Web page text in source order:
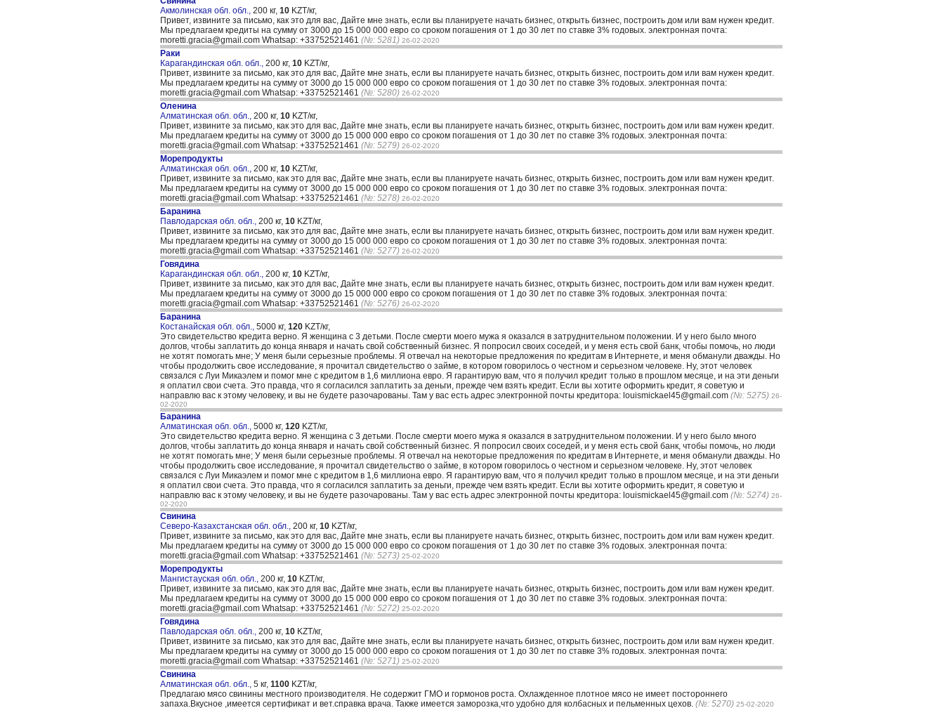
Акмолинская обл. обл., 200 кг, 10 KZT/кг,
Привет, извините за письмо, как это для вас, Дайте мне знать, если вы планируете начать бизнес, открыть бизнес, построить дом или вам нужен кредит.
Мы предлагаем кредиты на сумму от 3000 до 15 000 000 евро со сроком погашения от 1 до 30 лет по ставке 3% годовых. электронная почта:
moretti.gracia@gmail.com Whatsap: +33752521461 (№: 5281) 26-02-2020
Раки
Карагандинская обл. обл., 200 кг, 10 KZT/кг,
Привет, извините за письмо, как это для вас, Дайте мне знать, если вы планируете начать бизнес, открыть бизнес, построить дом или вам нужен кредит.
Мы предлагаем кредиты на сумму от 3000 до 15 000 000 евро со сроком погашения от 1 до 30 лет по ставке 3% годовых. электронная почта:
moretti.gracia@gmail.com Whatsap: +33752521461 (№: 5280) 26-02-2020
Оленина
Алматинская обл. обл., 200 кг, 10 KZT/кг,
Привет, извините за письмо, как это для вас, Дайте мне знать, если вы планируете начать бизнес, открыть бизнес, построить дом или вам нужен кредит.
Мы предлагаем кредиты на сумму от 3000 до 15 000 000 евро со сроком погашения от 1 до 30 лет по ставке 3% годовых. электронная почта:
moretti.gracia@gmail.com Whatsap: +33752521461 (№: 5279) 26-02-2020
Морепродукты
Алматинская обл. обл., 200 кг, 10 KZT/кг,
Привет, извините за письмо, как это для вас, Дайте мне знать, если вы планируете начать бизнес, открыть бизнес, построить дом или вам нужен кредит.
Мы предлагаем кредиты на сумму от 3000 до 15 000 000 евро со сроком погашения от 1 до 30 лет по ставке 3% годовых. электронная почта:
moretti.gracia@gmail.com Whatsap: +33752521461 (№: 5278) 26-02-2020
Баранина
Павлодарская обл. обл., 200 кг, 10 KZT/кг,
Привет, извините за письмо, как это для вас, Дайте мне знать, если вы планируете начать бизнес, открыть бизнес, построить дом или вам нужен кредит.
Мы предлагаем кредиты на сумму от 3000 до 15 000 000 евро со сроком погашения от 1 до 30 лет по ставке 3% годовых. электронная почта:
moretti.gracia@gmail.com Whatsap: +33752521461 (№: 5277) 26-02-2020
Говядина
Карагандинская обл. обл., 200 кг, 10 KZT/кг,
Привет, извините за письмо, как это для вас, Дайте мне знать, если вы планируете начать бизнес, открыть бизнес, построить дом или вам нужен кредит.
Мы предлагаем кредиты на сумму от 3000 до 15 000 000 евро со сроком погашения от 1 до 30 лет по ставке 3% годовых. электронная почта:
moretti.gracia@gmail.com Whatsap: +33752521461 (№: 5276) 26-02-2020
Баранина
Костанайская обл. обл., 5000 кг, 120 KZT/кг,
Это свидетельство кредита верно. Я женщина с 3 детьми. После смерти моего мужа я оказался в затруднительном положении. И у него было много
долгов, чтобы заплатить до конца января и начать свой собственный бизнес. Я попросил своих соседей, и у меня есть свой банк, чтобы помочь, но люди
не хотят помогать мне; У меня были серьезные проблемы. Я отвечал на некоторые предложения по кредитам в Интернете, и меня обманули дважды. Но
чтобы продолжить свое исследование, я прочитал свидетельство о займе, в котором говорилось о честном и серьезном человеке. Ну, этот человек
связался с Луи Микаэлем и помог мне с кредитом в 1,6 миллиона евро. Я гарантирую вам, что я получил кредит только в прошлом месяце, и на эти деньги
я оплатил свои счета. Это правда, что я согласился заплатить за деньги, прежде чем взять кредит. Если вы хотите оформить кредит, я советую и
направлю вас к этому человеку, и вы не будете разочарованы. Там у вас есть адрес электронной почты кредитора: louismickael45@gmail.com (№: 5275) 26-
02-2020
Баранина
Алматинская обл. обл., 5000 кг, 120 KZT/кг,
Это свидетельство кредита верно. Я женщина с 3 детьми. После смерти моего мужа я оказался в затруднительном положении. И у него было много
долгов, чтобы заплатить до конца января и начать свой собственный бизнес. Я попросил своих соседей, и у меня есть свой банк, чтобы помочь, но люди
не хотят помогать мне; У меня были серьезные проблемы. Я отвечал на некоторые предложения по кредитам в Интернете, и меня обманули дважды. Но
чтобы продолжить свое исследование, я прочитал свидетельство о займе, в котором говорилось о честном и серьезном человеке. Ну, этот человек
связался с Луи Микаэлем и помог мне с кредитом в 1,6 миллиона евро. Я гарантирую вам, что я получил кредит только в прошлом месяце, и на эти деньги
я оплатил свои счета. Это правда, что я согласился заплатить за деньги, прежде чем взять кредит. Если вы хотите оформить кредит, я советую и
направлю вас к этому человеку, и вы не будете разочарованы. Там у вас есть адрес электронной почты кредитора: louismickael45@gmail.com (№: 5274) 26-
02-2020
Свинина
Северо-Казахстанская обл. обл., 200 кг, 10 KZT/кг,
Привет, извините за письмо, как это для вас, Дайте мне знать, если вы планируете начать бизнес, открыть бизнес, построить дом или вам нужен кредит.
Мы предлагаем кредиты на сумму от 3000 до 15 000 000 евро со сроком погашения от 1 до 30 лет по ставке 3% годовых. электронная почта:
moretti.gracia@gmail.com Whatsap: +33752521461 (№: 5273) 25-02-2020
Морепродукты
Мангистауская обл. обл., 200 кг, 10 KZT/кг,
Привет, извините за письмо, как это для вас, Дайте мне знать, если вы планируете начать бизнес, открыть бизнес, построить дом или вам нужен кредит.
Мы предлагаем кредиты на сумму от 3000 до 15 000 000 евро со сроком погашения от 1 до 30 лет по ставке 3% годовых. электронная почта:
moretti.gracia@gmail.com Whatsap: +33752521461 (№: 5272) 25-02-2020
Говядина
Павлодарская обл. обл., 200 кг, 10 KZT/кг,
Привет, извините за письмо, как это для вас, Дайте мне знать, если вы планируете начать бизнес, открыть бизнес, построить дом или вам нужен кредит.
Мы предлагаем кредиты на сумму от 3000 до 15 000 000 евро со сроком погашения от 1 до 30 лет по ставке 3% годовых. электронная почта:
moretti.gracia@gmail.com Whatsap: +33752521461 (№: 5271) 25-02-2020
Свинина
Алматинская обл. обл., 5 кг, 1100 KZT/кг,
Предлагаю мясо свинины местного производителя. Не содержит ГМО и гормонов роста. Охлажденное плотное мясо не имеет постороннего
запаха.Вкусное ,имеется сертификат и вет.справка врача. Также имеется заморозка,что удобно для колбасных и пельменных цехов. (№: 5270) 25-02-2020